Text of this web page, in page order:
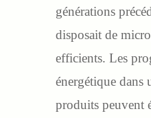
générations
disposait de
efficients. Les
énergétique dans
produits peuvent